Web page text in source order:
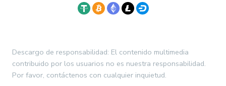
Descargo de responsabilidad: El contenido multimedia
contribuido por los usuarios no es nuestra responsabilidad.
Por favor, contáctenos con cualquier inquietud.